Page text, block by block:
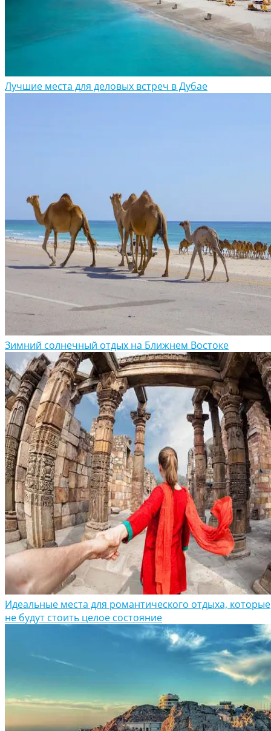
Лучшие места для деловых встреч в Дубае
Зимний солнечный отдых на Ближнем Востоке
Идеальные места для романтического отдыха, которые
не будут стоить целое состояние